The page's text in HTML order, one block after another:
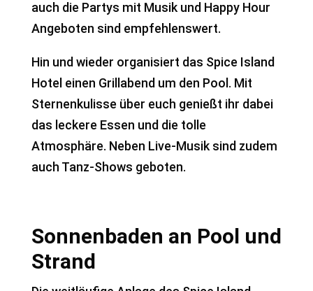
auch die Partys mit Musik und Happy Hour
Angeboten sind empfehlenswert.
Hin und wieder organisiert das Spice Island
Hotel einen Grillabend um den Pool. Mit
Sternenkulisse über euch genießt ihr dabei
das leckere Essen und die tolle
Atmosphäre. Neben Live-Musik sind zudem
auch Tanz-Shows geboten.
Sonnenbaden an Pool und
Strand